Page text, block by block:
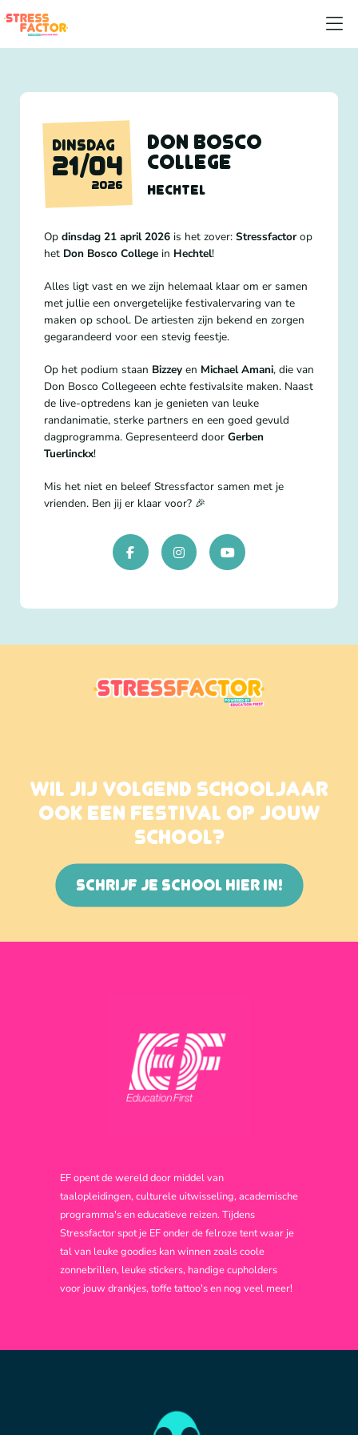
DINSDAG
21/04
2026
Don Bosco
College
HECHTEL
Op dinsdag 21 april 2026 is het zover: Stressfactorop
het Don Bosco College in Hechtel!
Alles ligt vast en we zijn helemaal klaar om er samen
met jullie een onvergetelijke festivalervaring van te
maken op school. De artiesten zijn bekend en zorgen
gegarandeerd voor een stevig feestje.
Op het podium staan Bizzey en Michael Amani, die van
Don Bosco Collegeeen echte festivalsite maken. Naast
de live-optredens kan je genieten van leuke
randanimatie, sterke partners en een goed gevuld
dagprogramma. Gepresenteerd door Gerben
Tuerlinckx!
Mis het niet en beleef Stressfactor samen met je
vrienden. Ben jij er klaar voor? 🎉
WIL JIJ VOLGEND SCHOOLJAAR
OOK EEN FESTIVAL OP JOUW
SCHOOL?
SCHRIJF JE SCHOOL HIER IN!
EF opent de wereld door middel van
taalopleidingen, culturele uitwisseling, academische
programma's en educatieve reizen. Tijdens
Stressfactor spot je EF onder de felroze tent waar je
tal van leuke goodies kan winnen zoals coole
zonnebrillen, leuke stickers, handige cupholders
voor jouw drankjes, toffe tattoo's en nog veel meer!